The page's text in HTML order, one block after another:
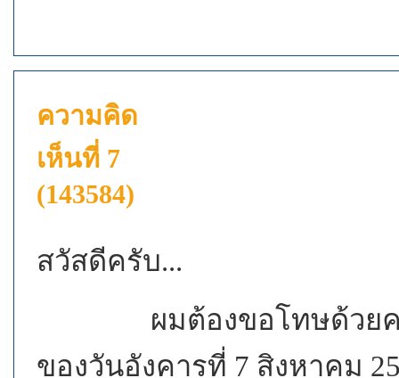
ความคิด
เห็นที่ 7
(143584)
สวัสดีครับ...
ผมต้องขอโทษด้วย
ของวันอังคารที่ 7 สิงหาคม